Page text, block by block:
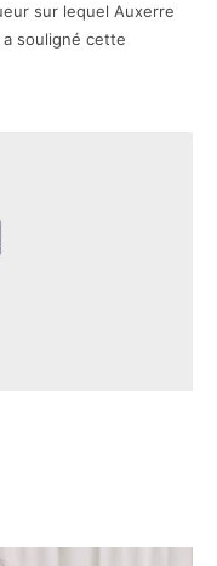
sur lequel Auxerre
a souligné cette